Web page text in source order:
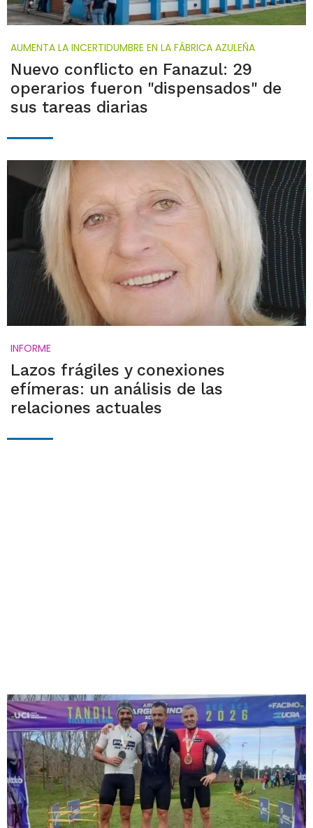
AUMENTA LA INCERTIDUMBRE EN LA FÁBRICA AZULEÑA
Nuevo conflicto en Fanazul: 29
operarios fueron "dispensados" de
sus tareas diarias
INFORME
Lazos frágiles y conexiones
efímeras: un análisis de las
relaciones actuales